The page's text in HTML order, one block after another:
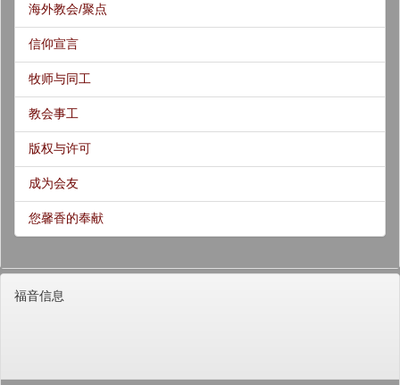
海外教会/聚点
信仰宣言
牧师与同工
教会事工
版权与许可
成为会友
您馨香的奉献
福音信息